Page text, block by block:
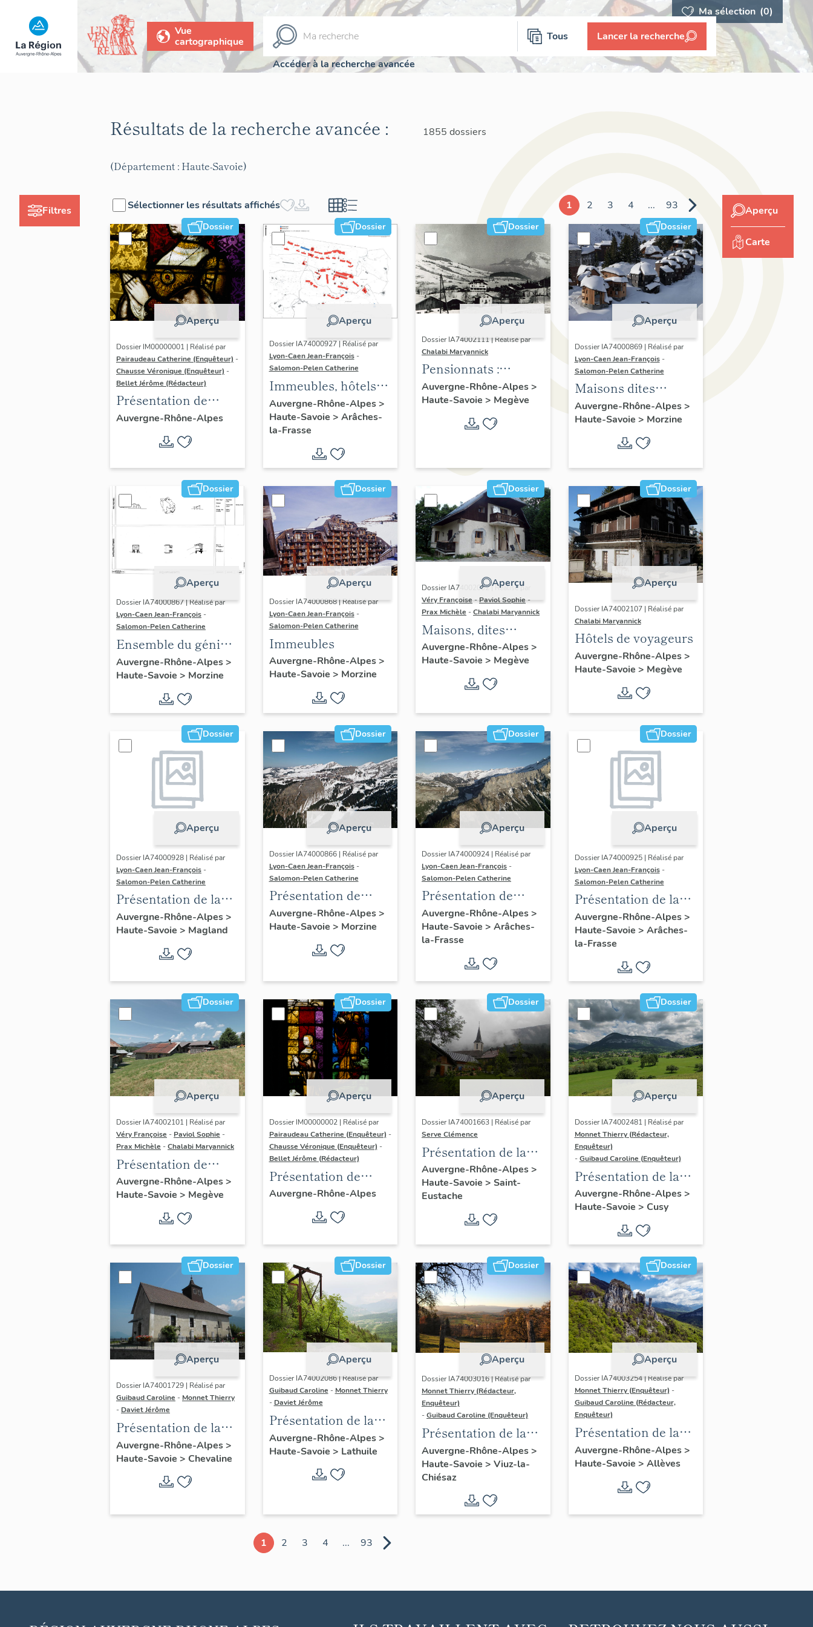
Ma sélection (0)
Vue
cartographique
Tous Lancer la recherche
Accéder à la recherche avancée
Filtres
Résultats de la recherche avancée : 1855 dossiers
(Département : Haute-Savoie)
Sélectionner les résultats affichés 1 2 3 4 ... 93
Dossier
Aperçu
Dossier IM00000001 | Réalisé par
Pairaudeau Catherine (Enquêteur) -
Chausse Véronique (Enquêteur) -
Bellet Jérôme (Rédacteur)
Présentation de
l'opération
d'inventaire du
vitrail ancien de
Rhône-Alpes (corpus
Auvergne-Rhône-Alpes
Dossier
Aperçu
Dossier IA74000927 | Réalisé par
Lyon-Caen Jean-François -
Salomon-Pelen Catherine
Immeubles, hôtels
de voyageurs
Auvergne-Rhône-Alpes>
Haute-Savoie > Arâches-
la-Frasse
Dossier
Aperçu
Dossier IA74002111 | Réalisé par
Chalabi Maryannick
Pensionnats :
maisons d'enfants
Auvergne-Rhône-Alpes>
Haute-Savoie > Megève
Dossier
Aperçu
Dossier IA74000869 | Réalisé par
Lyon-Caen Jean-François -
Salomon-Pelen Catherine
Maisons dites
chalets
Auvergne-Rhône-Alpes>
Haute-Savoie > Morzine
Dossier
Aperçu
Dossier IA74000867 | Réalisé par
Lyon-Caen Jean-François -
Salomon-Pelen Catherine
Ensemble du génie
civil ; galerie
marchande ;
établissement
administratif ; salle
de spectacle
Auvergne-Rhône-Alpes>
Haute-Savoie > Morzine
Dossier
Aperçu
Dossier IA74000868 | Réalisé par
Lyon-Caen Jean-François -
Salomon-Pelen Catherine
Immeubles
Auvergne-Rhône-Alpes>
Haute-Savoie > Morzine
Dossier
Aperçu
Dossier IA74002002 | Réalisé par
Véry Françoise-Paviol Sophie-
Prax Michèle -Chalabi Maryannick
Maisons, dites
chalets
Auvergne-Rhône-Alpes>
Haute-Savoie > Megève
Dossier
Aperçu
Dossier IA74002107 | Réalisé par
Chalabi Maryannick
Hôtels de voyageurs
Auvergne-Rhône-Alpes>
Haute-Savoie > Megève
Dossier
Aperçu
Dossier IA74000928 | Réalisé par
Lyon-Caen Jean-François -
Salomon-Pelen Catherine
Présentation de la
commune de
Magland
Auvergne-Rhône-Alpes>
Haute-Savoie > Magland
Dossier
Aperçu
Dossier IA74000866 | Réalisé par
Lyon-Caen Jean-François -
Salomon-Pelen Catherine
Présentation de
l'aire d'étude
d'Avoriaz
Auvergne-Rhône-Alpes>
Haute-Savoie > Morzine
Dossier
Aperçu
Dossier IA74000924 | Réalisé par
Lyon-Caen Jean-François -
Salomon-Pelen Catherine
Présentation de
l'aire d'étude Flaine
Auvergne-Rhône-Alpes>
Haute-Savoie > Arâches-
la-Frasse
Dossier
Aperçu
Dossier IA74000925 | Réalisé par
Lyon-Caen Jean-François -
Salomon-Pelen Catherine
Présentation de la
commune d
´Arâches-la-Frasse
Auvergne-Rhône-Alpes>
Haute-Savoie > Arâches-
la-Frasse
Dossier
Aperçu
Dossier IA74002101 | Réalisé par
Véry Françoise - Paviol Sophie -
Prax Michèle -Chalabi Maryannick
Présentation de
l'aire d'étude Megève
Auvergne-Rhône-Alpes>
Haute-Savoie > Megève
Dossier
Aperçu
Dossier IM00000002 | Réalisé par
Pairaudeau Catherine (Enquêteur) -
Chausse Véronique (Enquêteur) -
Bellet Jérôme (Rédacteur)
Présentation de
l'aire d'étude du
recensement du
vitrail ancien de
Rhône-Alpes
Auvergne-Rhône-Alpes
Dossier
Aperçu
Dossier IA74001663 | Réalisé par
Serve Clémence
Présentation de la
commune de Saint-
Eustache
Auvergne-Rhône-Alpes>
Haute-Savoie > Saint-
Eustache
Dossier
Aperçu
Dossier IA74002481 | Réalisé par
Monnet Thierry (Rédacteur,
Enquêteur)
-Guibaud Caroline (Enquêteur)
Présentation de la
commune de Cusy
Auvergne-Rhône-Alpes>
Haute-Savoie > Cusy
Dossier
Aperçu
Dossier IA74001729 | Réalisé par
Guibaud Caroline - Monnet Thierry
- Daviet Jérôme
Présentation de la
commune de
Chevaline
Auvergne-Rhône-Alpes>
Haute-Savoie > Chevaline
Dossier
Aperçu
Dossier IA74002086 | Réalisé par
Guibaud Caroline - Monnet Thierry
- Daviet Jérôme
Présentation de la
commune de
Lathuile
Auvergne-Rhône-Alpes>
Haute-Savoie > Lathuile
Dossier
Aperçu
Dossier IA74003016 | Réalisé par
Monnet Thierry (Rédacteur,
Enquêteur)
-Guibaud Caroline (Enquêteur)
Présentation de la
commune de Viuz-la-
Chiésaz
Auvergne-Rhône-Alpes>
Haute-Savoie > Viuz-la-
Chiésaz
Dossier
Aperçu
Dossier IA74003254 | Réalisé par
Monnet Thierry (Enquêteur) -
Guibaud Caroline (Rédacteur,
Enquêteur)
Présentation de la
commune d'Allèves
Auvergne-Rhône-Alpes>
Haute-Savoie > Allèves
1 2 3 4 ... 93
Aperçu
Carte